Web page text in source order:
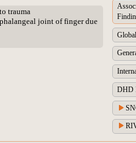
trauma
joint of finger due
DHD